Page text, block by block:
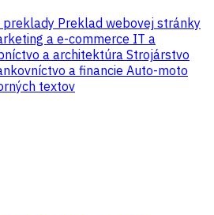
preklady Preklad webovej stránky
a e-commerce IT a
a architektúra Strojárstvo
a financie Auto-moto
textov